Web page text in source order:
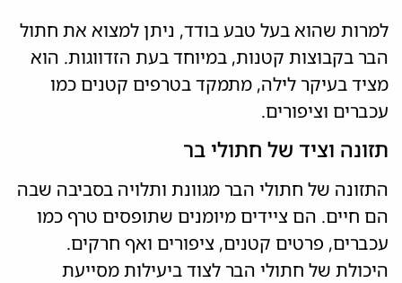
למרות שהוא בעל טבע בודד, ניתן למצוא את חתול
הבר בקבוצות קטנות, במיוחד בעת הזדווגות. הוא
מציד בעיקר לילה, מתמקד בטרפים קטנים כמו
עכברים וציפורים.
תזונה וציד של חתולי בר
התזונה של חתולי הבר מגוונת ותלויה בסביבה שבה
הם חיים. הם ציידים מיומנים שתופסים טרף כמו
עכברים, פרטים קטנים, ציפורים ואף חרקים.
היכולת של חתולי הבר לצוד ביעילות מסייעת